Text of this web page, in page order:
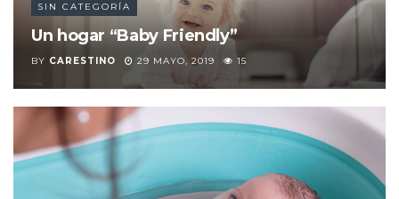
SIN CATEGORÍA
Un hogar “Baby Friendly”
BY CARESTINO 29 MAYO, 2019 15